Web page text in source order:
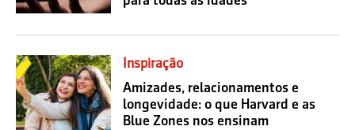
Inspiração
Amizades, relacionamentos e
longevidade: o que Harvard e as
Blue Zones nos ensinam